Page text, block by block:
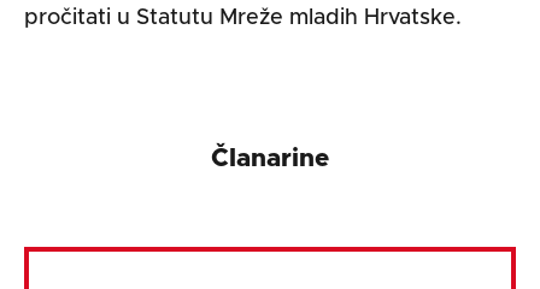
pročitati u Statutu Mreže mladih Hrvatske.
Članarine